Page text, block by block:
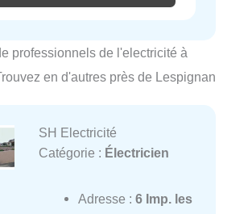
professionnels de l'electricité à
en d'autres près de Lespignan
SH Electricité
Catégorie : Électricien
Adresse : 6 Imp. les